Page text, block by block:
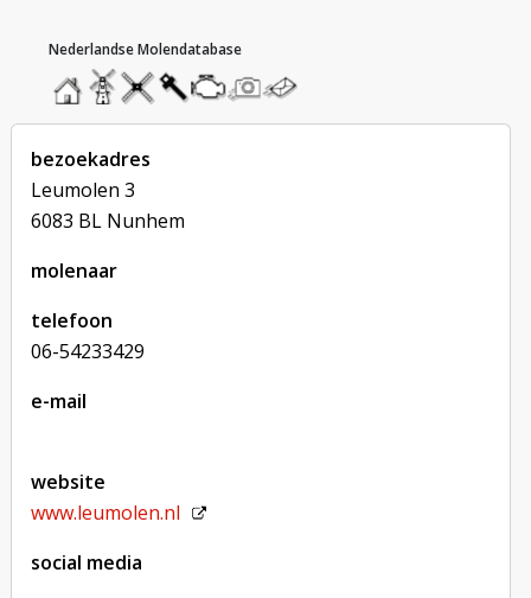
homemolendatabase
roedendatabase
assendatabase
motorendatabase
stuur
een
foto
stuur
een
bericht
bezoekadres
Leumolen 3
6083 BL Nunhem
molenaar
telefoon
06-54233429
e-mail
website
www.leumolen.nl
social media